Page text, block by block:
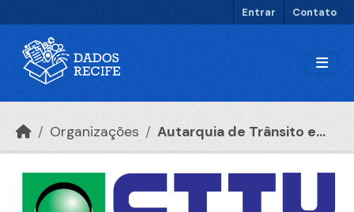
Entrar Contato
Organizações Autarquia de Trânsito e...